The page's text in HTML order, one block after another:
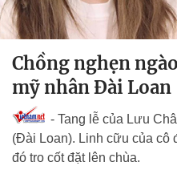
Chồng nghẹn
mỹ nhân Đài Loan
- Tang lễ của Lưu
(Đài Loan). Linh cữu của cô
đó tro cốt đặt lên chùa.